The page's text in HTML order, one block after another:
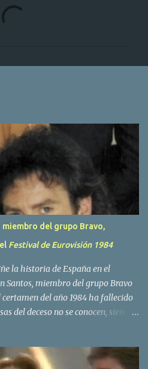
miembro del grupo Bravo,
Festival de Eurovisión 1984
la historia de España en el
Santos, miembro del grupo Bravo
del año 1984 ha fallecido
del deceso no se conocen, siendo
en Tolosa en 1951, durante su